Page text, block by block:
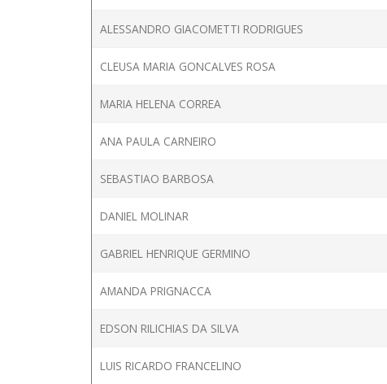
ALESSANDRO GIACOMETTI RODRIGUES
CLEUSA MARIA GONCALVES ROSA
MARIA HELENA CORREA
ANA PAULA CARNEIRO
SEBASTIAO BARBOSA
DANIEL MOLINAR
GABRIEL HENRIQUE GERMINO
AMANDA PRIGNACCA
EDSON RILICHIAS DA SILVA
LUIS RICARDO FRANCELINO